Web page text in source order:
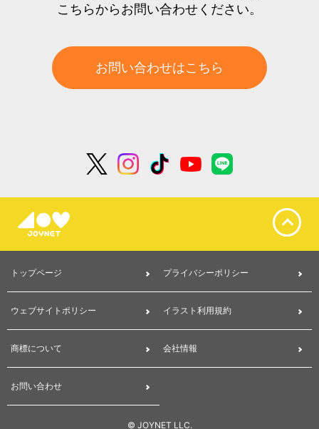
こちらからお問い合わせください。
お問い合わせはこちら
トップページ プライバシーポリシー
ウェブサイトポリシー イラスト利用規約
商標について 会社情報
お問い合わせ
© JOYNET LLC.